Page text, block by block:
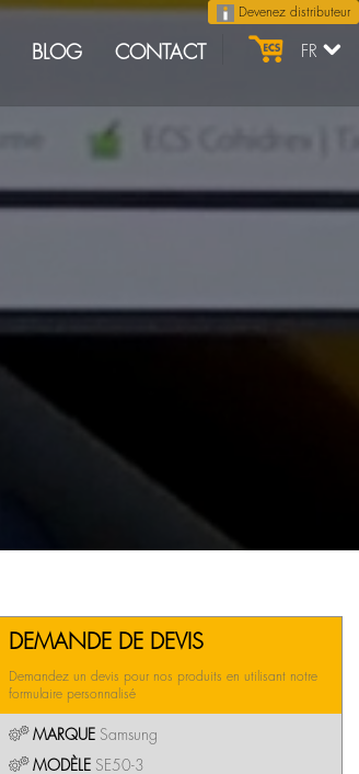
Devenez distributeur
FR
BLOG CONTACT
DEMANDE DE DEVIS
Demandez un devis pour nos produits en utilisant notre
formulaire personnalisé
MARQUE Samsung
MODÈLE SE50-3